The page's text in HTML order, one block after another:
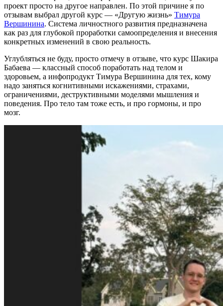
проект просто на другое направлен. По этой причине я по
отзывам выбрал другой курс — «Другую жизнь» Тимура
Вершинина. Система личностного развития предназначена
как раз для глубокой проработки самоопределения и внесения
конкретных изменений в свою реальность.
Углубляться не буду, просто отмечу в отзыве, что курс Шакира
Бабаева — классный способ поработать над телом и
здоровьем, а инфопродукт Тимура Вершинина для тех, кому
надо заняться когнитивными искажениями, страхами,
ограничениями, деструктивными моделями мышления и
поведения. Про тело там тоже есть, и про гормоны, и про
мозг.